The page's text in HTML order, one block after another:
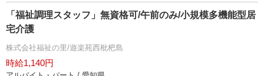
「福祉調理スタッフ」無資格可/午前のみ/小規模多機能型居
宅介護
株式会社福祉の里/遊楽苑西枇杷島
時給1,140円